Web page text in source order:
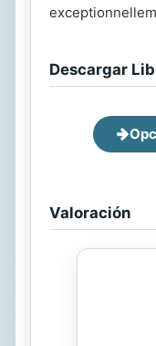
Descargar
Valoración